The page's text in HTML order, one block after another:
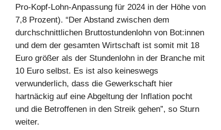
Pro-Kopf-Lohn-Anpassung für 2024 in der Höhe von
7,8 Prozent). “Der Abstand zwischen dem
durchschnittlichen Bruttostundenlohn von Bot:innen
und dem der gesamten Wirtschaft ist somit mit 18
Euro größer als der Stundenlohn in der Branche mit
10 Euro selbst. Es ist also keineswegs
verwunderlich, dass die Gewerkschaft hier
hartnäckig auf eine Abgeltung der Inflation pocht
und die Betroffenen in den Streik gehen”, so Sturn
weiter.